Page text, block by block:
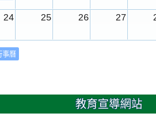
24 25 26 27
31
事曆
教育宣導網站